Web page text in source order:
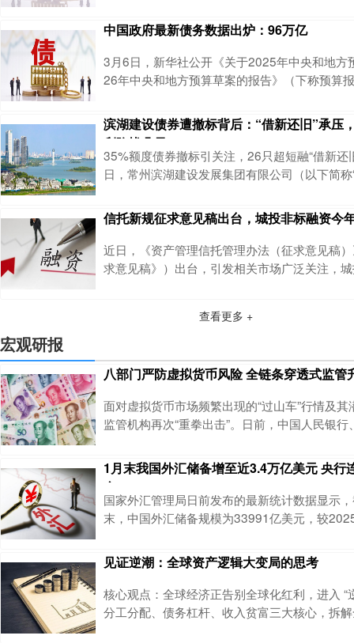
规模均下降超过70%。3月10日：青岛拟发行2
中10年期49.27亿元，30年期5.89亿元，本年
6%；青海拟发行1期共20.00亿元，期限为20
为27.40%；
中国政府最新债务数据出炉：96万亿
3月6日，新华社公开《关于2025年中央和地方
26年中央和地方预算草案的报告》（下称预算
41.23万亿元，地方政府债务余额约54.82万亿
额由国债余额和地方政府债务余额组成，因此
2025年末中国政府债务余额约为96.05万亿元
风险，中国对政府债务
滨湖建设债券遭撤标背后：“借新还旧”承压
利隐忧凸显
35%额度债券撤标引关注，26只超短融“借新
日，常州滨湖建设发展集团有限公司（以下简称
券发行金额为2.00亿元，申购区间为1.5%-2%
公司存量有息债务。在申购结束前一小时内，
苏江南农村商业银行股份有限公司，分别以
价位撤标3000.
信托新规征求意见稿出台，城投非标融资今
近日，《资产管理信托管理办法（征求意见稿
求意见稿》）出台，引发相关市场广泛关注，
紧，城投非标融资有望进一步收缩。 在业
城投非标 “专属融资通道”，同时强化 “穿透监
查看更多 +
宏观研报
八部门严防虚拟货币风险 全链条穿透式监管
面对虚拟货币市场频繁出现的“过山车”行情及
监管机构再次“重拳出击”。日前，中国人民银
币等相关风险的通知》（以下简称《通知》）
业务活动实施更为系统、严格和穿透式的监管
界定了虚拟货币的性质，明确比特币、以太币
不具有与法定货币等同的法律地位，不能且不
1月末我国外汇储备增至近3.4万亿美元 央行
金
国家外汇管理局日前发布的最新统计数据显示
末，中国外汇储备规模为33991亿美元，较
黄金储备为7419万盎司，较2025年12月末增
中国央行已连续15个月增持黄金。自2025年7
规模环比持续上升，并数次刷新2015年12月以
前，中国外储规模
见证逆潮：全球资产逻辑大变局的思考
核心观点：全球经济正告别全球化红利，进入 “
分工分配、债务杠杆、收入贫富三大核心，拆